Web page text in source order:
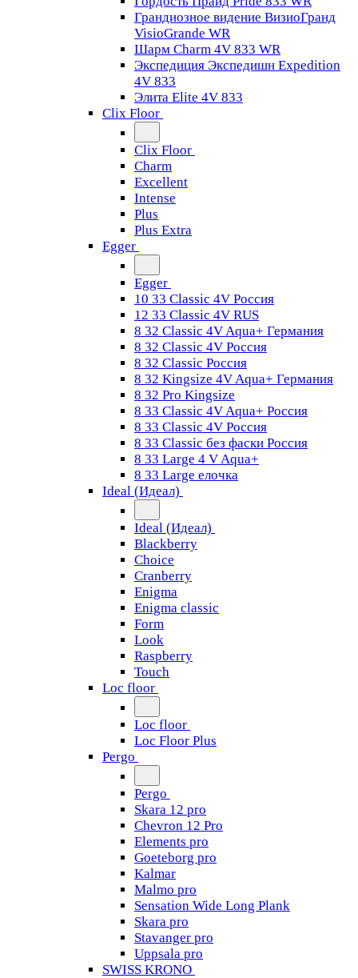
Грандиозное видение ВизиоГранд
VisioGrande WR
Шарм Charm 4V 833 WR
Экспедиция Экспедишн Expedition
4V 833
Элита Elite 4V 833
Clix Floor
Clix Floor
Charm
Excellent
Intense
Plus
Plus Extra
Egger
Egger
10 33 Classic 4V Россия
12 33 Classic 4V RUS
8 32 Classic 4V Aqua+ Германия
8 32 Classic 4V Россия
8 32 Classic Россия
8 32 Kingsize 4V Aqua+ Германия
8 32 Pro Kingsize
8 33 Classic 4V Aqua+ Россия
8 33 Classic 4V Россия
8 33 Classic без фаски Россия
8 33 Large 4 V Aqua+
8 33 Large елочка
Ideal (Идеал)
Ideal (Идеал)
Blackberry
Choice
Cranberry
Enigma
Enigma classic
Form
Look
Raspberry
Touch
Loc floor
Loc floor
Loc Floor Plus
Pergo
Pergo
Skara 12 pro
Chevron 12 Pro
Elements pro
Goeteborg pro
Kalmar
Malmo pro
Sensation Wide Long Plank
Skara pro
Stavanger pro
Uppsala pro
SWISS KRONO